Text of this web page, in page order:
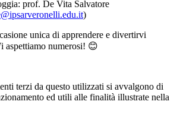
prof. De Vita Salvatore
)
unica di apprendere e divertirvi
aspettiamo numerosi! 😊
terzi da questo utilizzati si avvalgono di
ed utili alle finalità illustrate nella